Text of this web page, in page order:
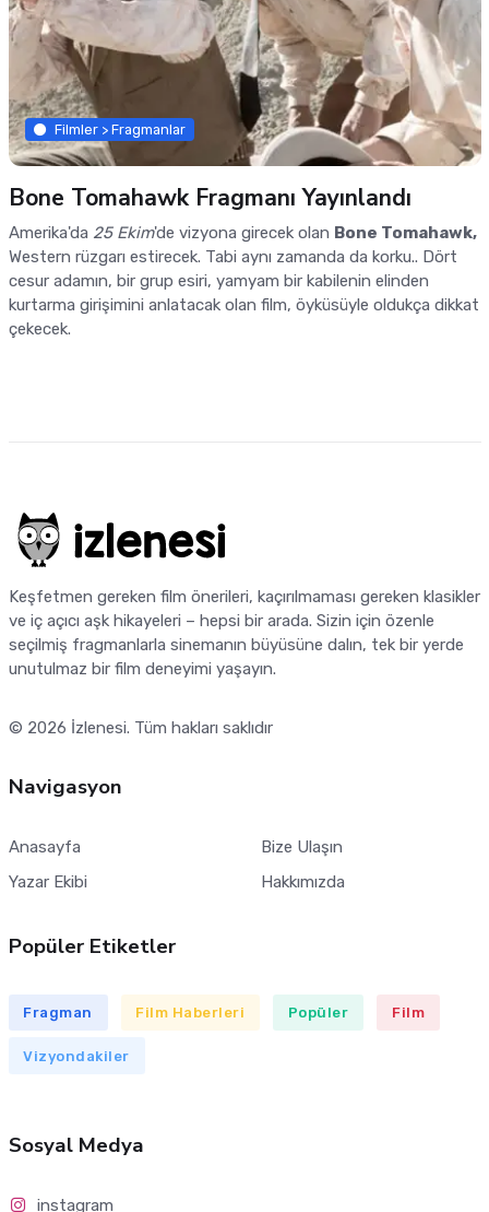
Filmler > Fragmanlar
Bone Tomahawk Fragmanı Yayınlandı
Amerika'da 25 Ekim'de vizyona girecek olan Bone Tomahawk,
Western rüzgarı estirecek. Tabi aynı zamanda da korku.. Dört
cesur adamın, bir grup esiri, yamyam bir kabilenin elinden
kurtarma girişimini anlatacak olan film, öyküsüyle oldukça dikkat
çekecek.
Keşfetmen gereken film önerileri, kaçırılmaması gereken klasikler
ve iç açıcı aşk hikayeleri – hepsi bir arada. Sizin için özenle
seçilmiş fragmanlarla sinemanın büyüsüne dalın, tek bir yerde
unutulmaz bir film deneyimi yaşayın.
© 2026 İzlenesi. Tüm hakları saklıdır
Navigasyon
Anasayfa
Yazar Ekibi
Bize Ulaşın
Hakkımızda
Popüler Etiketler
Fragman Film Haberleri Popüler Film
Vizyondakiler
Sosyal Medya
instagram